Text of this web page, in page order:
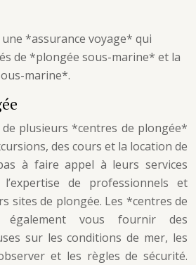
une *assurance voyage* qui
de *plongée sous-marine* et la
marine*.
de plusieurs *centres de plongée*
des cours et la location de
à faire appel à leurs services
de professionnels et
sites de plongée. Les *centres de
également vous fournir des
sur les conditions de mer, les
et les règles de sécurité.